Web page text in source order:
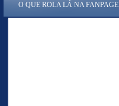
O QUE ROLA LÁ NA FANPAGE